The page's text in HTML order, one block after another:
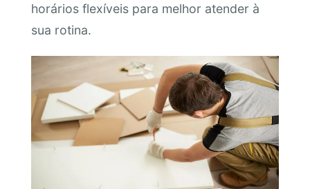
horários flexíveis para melhor atender à
sua rotina.